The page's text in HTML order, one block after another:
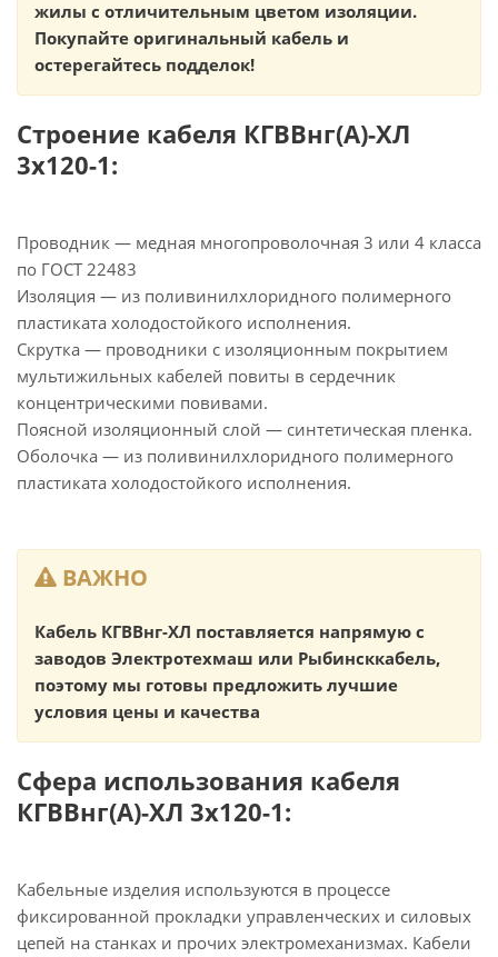
жилы с отличительным цветом изоляции.
Покупайте оригинальный кабель и
остерегайтесь подделок!
Строение кабеля КГВВнг(А)-ХЛ
3х120-1:
Проводник — медная многопроволочная 3 или 4 класса
по ГОСТ 22483
Изоляция — из поливинилхлоридного полимерного
пластиката холодостойкого исполнения.
Скрутка — проводники с изоляционным покрытием
мультижильных кабелей повиты в сердечник
концентрическими повивами.
Поясной изоляционный слой — синтетическая пленка.
Оболочка — из поливинилхлоридного полимерного
пластиката холодостойкого исполнения.
ВАЖНО
Кабель КГВВнг-ХЛ поставляется напрямую с
заводов Электротехмаш или Рыбинсккабель,
поэтому мы готовы предложить лучшие
условия цены и качества
Сфера использования кабеля
КГВВнг(А)-ХЛ 3х120-1:
Кабельные изделия используются в процессе
фиксированной прокладки управленческих и силовых
цепей на станках и прочих электромеханизмах. Кабели